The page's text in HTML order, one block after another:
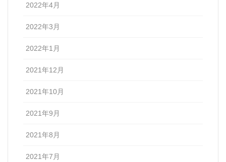
2022年4月
2022年3月
2022年1月
2021年12月
2021年10月
2021年9月
2021年8月
2021年7月